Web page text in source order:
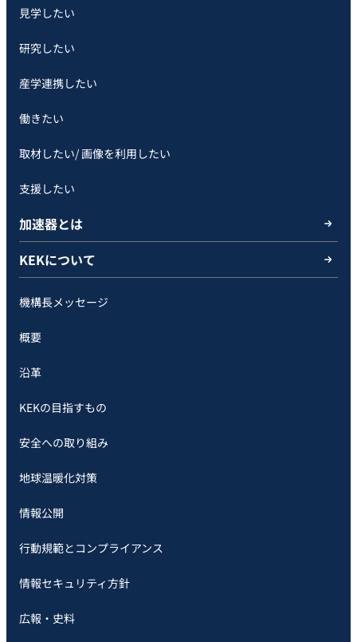
見学したい
研究したい
産学連携したい
働きたい
取材したい/ 画像を利用したい
支援したい
加速器とは
KEKについて
機構長メッセージ
概要
沿革
KEKの目指すもの
安全への取り組み
地球温暖化対策
情報公開
行動規範とコンプライアンス
情報セキュリティ方針
広報・史料